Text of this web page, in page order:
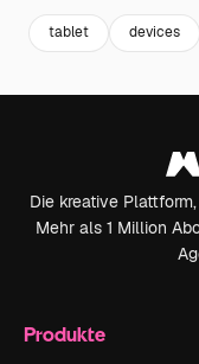
tablet devices
Die kreative
Mehr als 1 Million
Produkte